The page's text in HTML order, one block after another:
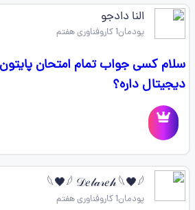
النا دادجو
پودمان1 کاروفناوری هفتم
سلام کسی جواب تمام امتحان پایتون
دیجیتال داره؟
𓆩🖤𓆪 𝒟𝑒𝓁𝒶𝓇𝑒𝒽 𓆩🖤𓆪
پودمان1 کاروفناوری هفتم